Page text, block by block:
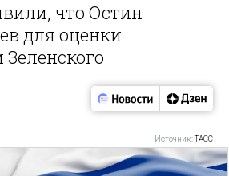
что Остин
для оценки
Зеленского
Источник:ТАСС